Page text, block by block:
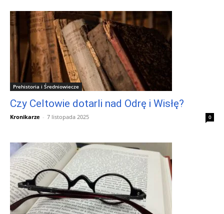
Prehistoria i Średniowiecze
Czy Celtowie dotarli nad Odrę i Wisłę?
Kronikarze - 7 listopada 2025 0